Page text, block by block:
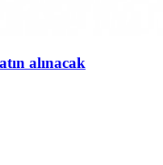
alınacak